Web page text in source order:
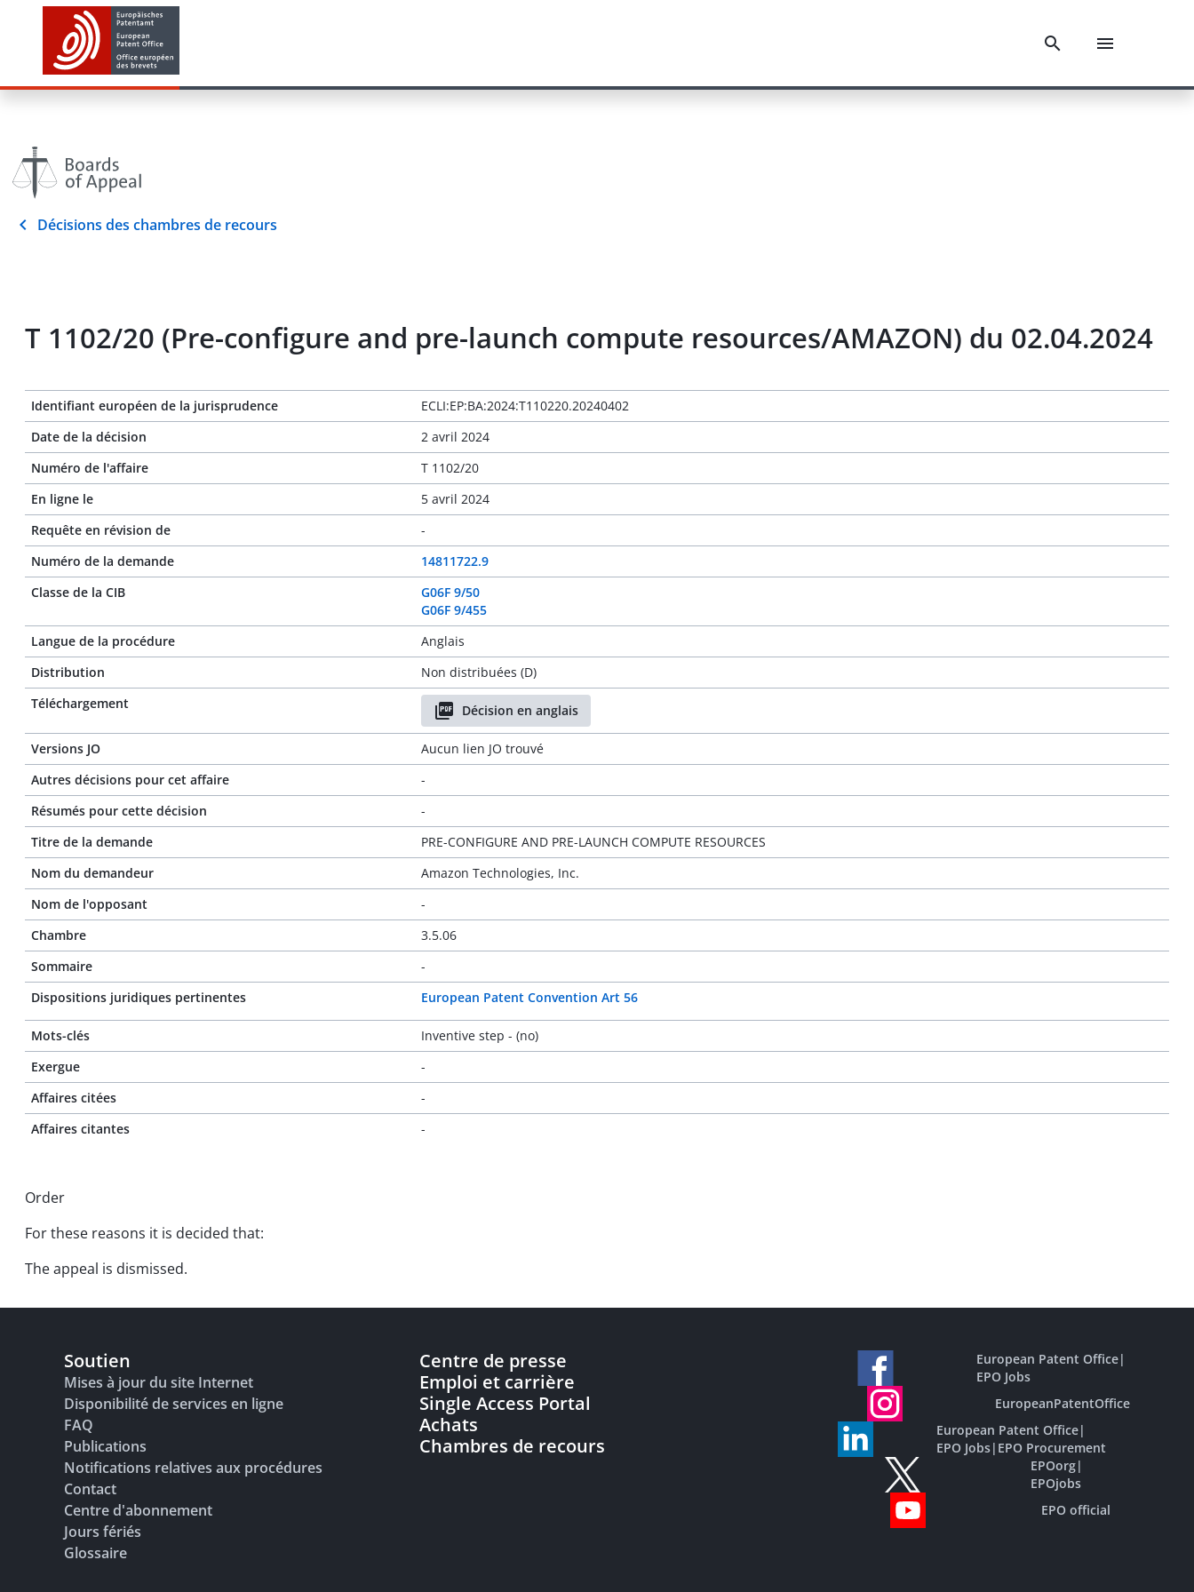
Décisions des chambres de recours
T 1102/20 (Pre-configure and pre-launch compute resources/AMAZON) du 02.04.2024
Identifiant européen de la jurisprudence
ECLI:EP:BA:2024:T110220.20240402
Date de la décision
2 avril 2024
Numéro de l'affaire
T 1102/20
En ligne le
5 avril 2024
Requête en révision de
-
Numéro de la demande
14811722.9
Classe de la CIB
G06F 9/50
G06F 9/455
Langue de la procédure
Anglais
Distribution
Non distribuées (D)
Téléchargement
Décision en anglais
Versions JO
Aucun lien JO trouvé
Autres décisions pour cet affaire
-
Résumés pour cette décision
-
Titre de la demande
PRE-CONFIGURE AND PRE-LAUNCH COMPUTE RESOURCES
Nom du demandeur
Amazon Technologies, Inc.
Nom de l'opposant
-
Chambre
3.5.06
Sommaire
-
Dispositions juridiques pertinentes
European Patent Convention Art 56
Mots-clés
Inventive step - (no)
Exergue
-
Affaires citées
-
Affaires citantes
-
Order
For these reasons it is decided that:
The appeal is dismissed.
Soutien
Mises à jour du site Internet
Disponibilité de services en ligne
FAQ
Publications
Notifications relatives aux procédures
Contact
Centre d'abonnement
Jours fériés
Glossaire
Centre de presse
Emploi et carrière
Single Access Portal
Achats
Chambres de recours
European Patent Office|
EPO Jobs
EuropeanPatentOffice
European Patent Office|
EPO Jobs| EPO Procurement
EPOorg|
EPOjobs
EPO official